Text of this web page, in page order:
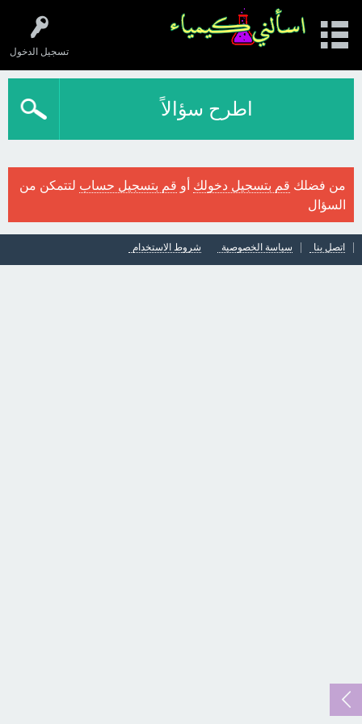
تسجيل الدخول
اطرح سؤالاً
من فضلك قم بتسجيل دخولك أو قم بتسجيل حساب لتتمكن من
السؤال
اتصل بنا سياسة الخصوصية شروط الاستخدام